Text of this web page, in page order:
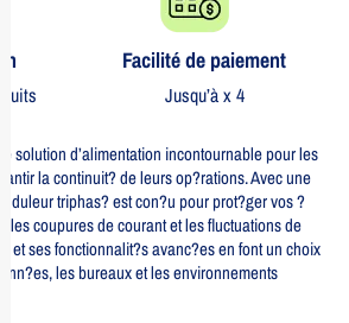
Facilité de paiement
Jusqu’à x 4
solution d’alimentation incontournable pour les
la continuit? de leurs op?rations. Avec une
triphas? est con?u pour prot?ger vos ?
les coupures de courant et les fluctuations de
et ses fonctionnalit?s avanc?es en font un choix
les bureaux et les environnements